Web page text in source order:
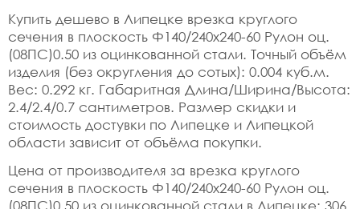
Купить дешево в Липецке врезка круглого
сечения в плоскость Ф140/240x240-60 Рулон оц.
(08ПС)0.50 из оцинкованной стали. Точный объём
изделия (без округления до сотых): 0.004 куб.м.
Вес: 0.292 кг. Габаритная Длина/Ширина/Высота:
2.4/2.4/0.7 сантиметров. Размер скидки и
стоимость достувки по Липецке и Липецкой
области зависит от объёма покупки.
Цена от производителя за врезка круглого
сечения в плоскость Ф140/240x240-60 Рулон оц.
(08ПС)0.50 из оцинкованной стали в Липецке: 306